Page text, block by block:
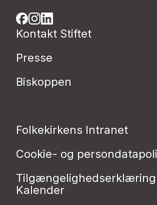
Kontakt Stiftet
Presse
Biskoppen
Folkekirkens Intranet
Cookie- og
Tilgængelighedserklæring
Kalender